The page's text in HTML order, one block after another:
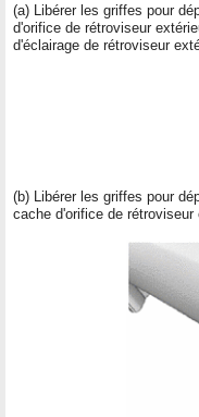
(a) Libérer les griffes pour
d'orifice de rétroviseur
d'éclairage de rétroviseur
(b) Libérer les griffes pour
cache d'orifice de rétroviseur